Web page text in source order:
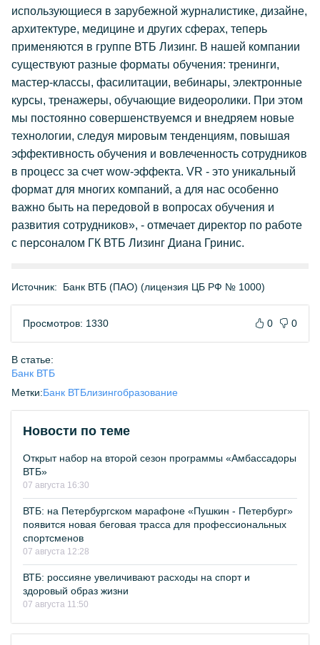
использующиеся в зарубежной журналистике, дизайне,
архитектуре, медицине и других сферах, теперь
применяются в группе ВТБ Лизинг. В нашей компании
существуют разные форматы обучения: тренинги,
мастер-классы, фасилитации, вебинары, электронные
курсы, тренажеры, обучающие видеоролики. При этом
мы постоянно совершенствуемся и внедряем новые
технологии, следуя мировым тенденциям, повышая
эффективность обучения и вовлеченность сотрудников
в процесс за счет wow-эффекта. VR - это уникальный
формат для многих компаний, а для нас особенно
важно быть на передовой в вопросах обучения и
развития сотрудников», - отмечает директор по работе
с персоналом ГК ВТБ Лизинг Диана Гринис.
Источник: Банк ВТБ (ПАО) (лицензия ЦБ РФ № 1000)
Просмотров: 1330 0 0
В статье:
Банк ВТБ
Метки:Банк ВТБлизингобразование
Новости по теме
Открыт набор на второй сезон программы «Амбассадоры
ВТБ»
07 августа 16:30
ВТБ: на Петербургском марафоне «Пушкин - Петербург»
появится новая беговая трасса для профессиональных
спортсменов
07 августа 12:28
ВТБ: россияне увеличивают расходы на спорт и
здоровый образ жизни
07 августа 11:50